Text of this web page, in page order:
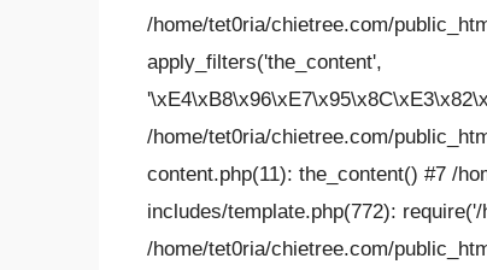
/home/tet0ria/chietree.com/
apply_filters('the_content',
/home/tet0ria/chietree.com/
content.php(11): the_content() #7 /
includes/template.php(772):
/home/tet0ria/chietree.com/